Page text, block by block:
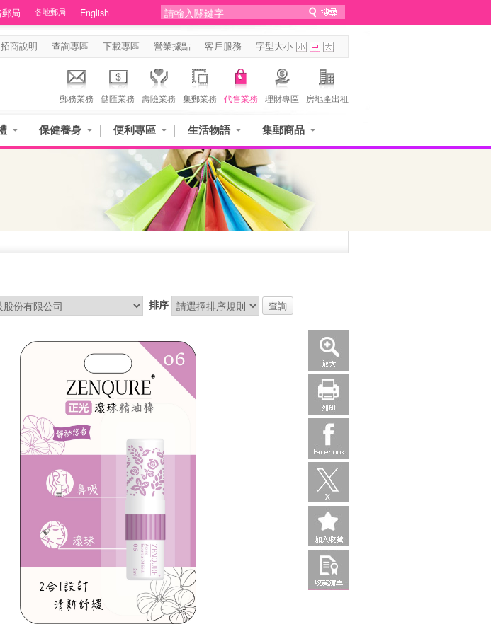
局 各地郵局 English
招商說明 查詢專區 下載專區 營業據點 客戶服務 字型大小
郵務業務 儲匯業務 壽險業務 集郵業務 代售業務 理財專區 房地產出租
保健養身 便利專區 生活物語 集郵商品
排序